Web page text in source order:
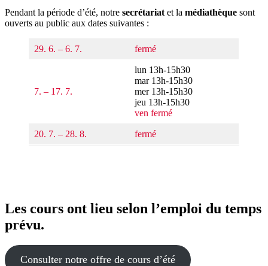
Pendant la période d’été, notre secrétariat et la médiathèque sont
ouverts au public aux dates suivantes :
29. 6. – 6. 7. fermé
7. – 17. 7.
lun 13h-15h30
mar 13h-15h30
mer 13h-15h30
jeu 13h-15h30
ven fermé
20. 7. – 28. 8. fermé
Les cours ont lieu selon l’emploi du temps
prévu.
Consulter notre offre de cours d’été